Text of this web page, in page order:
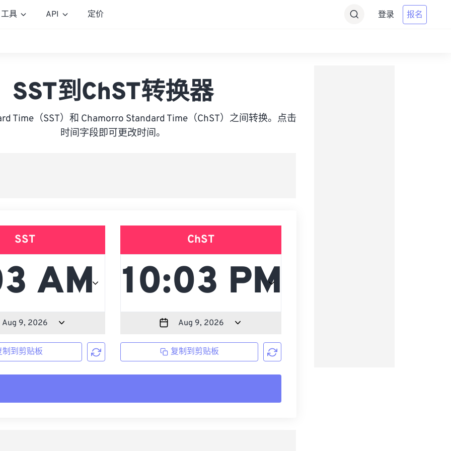
工具 API 定价 登录 报名
SST到ChST转换器
Time（SST）和 Chamorro Standard Time（ChST）之间转换。点击
时间字段即可更改时间。
SST
制到剪贴板
ChST
复制到剪贴板